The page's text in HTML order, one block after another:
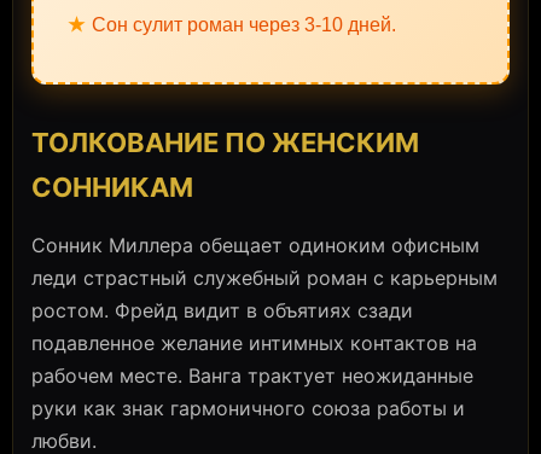
★ Сон сулит роман через 3-10 дней.
ТОЛКОВАНИЕ ПО ЖЕНСКИМ
СОННИКАМ
Сонник Миллера обещает одиноким офисным
леди страстный служебный роман с карьерным
ростом. Фрейд видит в объятиях сзади
подавленное желание интимных контактов на
рабочем месте. Ванга трактует неожиданные
руки как знак гармоничного союза работы и
любви.